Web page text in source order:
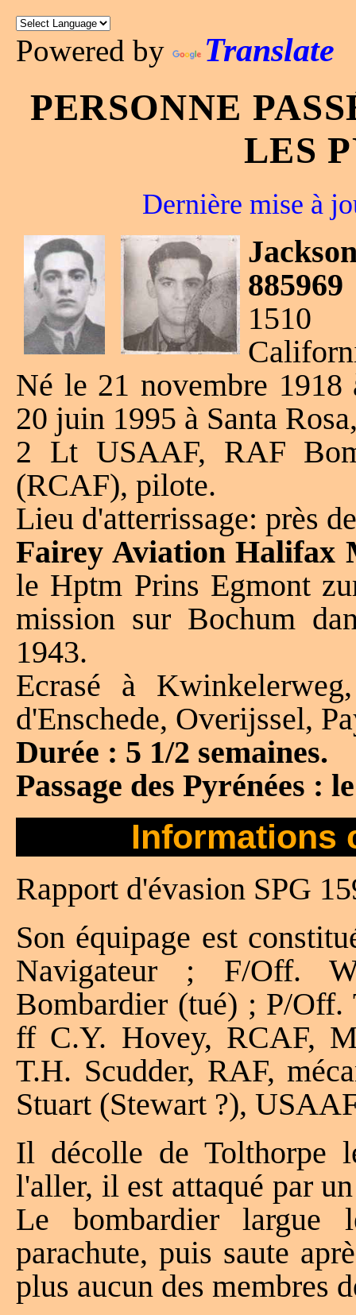
Powered by Translate
PERSONNE
LES
Dernière mise à
885969
1510
Né le 21 novembre
20 juin 1995 à Santa
2 Lt USAAF, RAF
(RCAF), pilote.
Lieu d'atterrissage: près
Fairey Aviation Halifax
le Hptm Prins Egmont
mission sur Bochum
1943.
Ecrasé à
d'Enschede, Overijssel,
Durée : 5 1/2 semaines.
Passage des Pyrénées :
Informations
Rapport d'évasion SPG
Son équipage est
Navigateur ; F/Off.
Bombardier (tué) ; P/
ff C.Y. Hovey, RCAF,
T.H. Scudder, RAF,
Stuart (Stewart ?),
Il décolle de Tolthorpe
l'aller, il est attaqué par
Le bombardier
parachute, puis saute
plus aucun des membres